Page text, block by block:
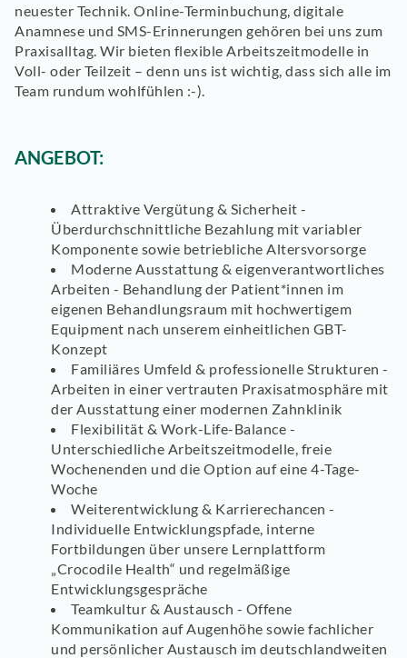
neuester Technik. Online-Terminbuchung, digitale
Anamnese und SMS-Erinnerungen gehören bei uns zum
Praxisalltag. Wir bieten flexible Arbeitszeitmodelle in
Voll- oder Teilzeit – denn uns ist wichtig, dass sich alle im
Team rundum wohlfühlen :-).
ANGEBOT:
Attraktive Vergütung & Sicherheit -
Überdurchschnittliche Bezahlung mit variabler
Komponente sowie betriebliche Altersvorsorge
Moderne Ausstattung & eigenverantwortliches
Arbeiten - Behandlung der Patient*innen im
eigenen Behandlungsraum mit hochwertigem
Equipment nach unserem einheitlichen GBT-
Konzept
Familiäres Umfeld & professionelle Strukturen -
Arbeiten in einer vertrauten Praxisatmosphäre mit
der Ausstattung einer modernen Zahnklinik
Flexibilität & Work-Life-Balance -
Unterschiedliche Arbeitszeitmodelle, freie
Wochenenden und die Option auf eine 4-Tage-
Woche
Weiterentwicklung & Karrierechancen -
Individuelle Entwicklungspfade, interne
Fortbildungen über unsere Lernplattform
„Crocodile Health“ und regelmäßige
Entwicklungsgespräche
Teamkultur & Austausch - Offene
Kommunikation auf Augenhöhe sowie fachlicher
und persönlicher Austausch im deutschlandweiten